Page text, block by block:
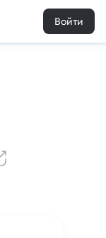
Войти
13 0